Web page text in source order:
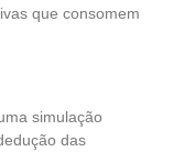
que consomem
simulação
das